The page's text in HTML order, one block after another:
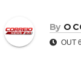
By O
OUT